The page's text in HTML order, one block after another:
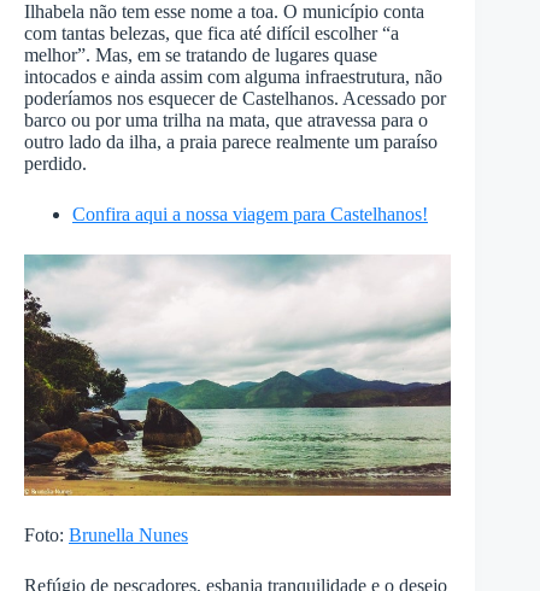
Ilhabela não tem esse nome a toa. O município conta
com tantas belezas, que fica até difícil escolher “a
melhor”. Mas, em se tratando de lugares quase
intocados e ainda assim com alguma infraestrutura, não
poderíamos nos esquecer de Castelhanos. Acessado por
barco ou por uma trilha na mata, que atravessa para o
outro lado da ilha, a praia parece realmente um paraíso
perdido.
Confira aqui a nossa viagem para Castelhanos!
Foto: Brunella Nunes
Refúgio de pescadores, esbanja tranquilidade e o desejo